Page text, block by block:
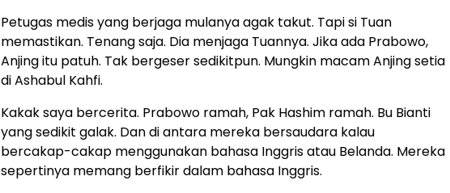
Petugas medis yang berjaga mulanya agak takut. Tapi si Tuan
memastikan. Tenang saja. Dia menjaga Tuannya. Jika ada Prabowo,
Anjing itu patuh. Tak bergeser sedikitpun. Mungkin macam Anjing setia
di Ashabul Kahfi.
Kakak saya bercerita. Prabowo ramah, Pak Hashim ramah. Bu Bianti
yang sedikit galak. Dan di antara mereka bersaudara kalau
bercakap-cakap menggunakan bahasa Inggris atau Belanda. Mereka
sepertinya memang berfikir dalam bahasa Inggris.